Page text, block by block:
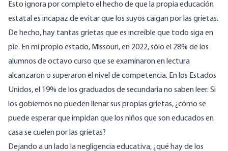
Esto ignora por completo el hecho de que la propia educación
estatal es incapaz de evitar que los suyos caigan por las grietas.
De hecho, hay tantas grietas que es increíble que todo siga en
pie. En mi propio estado, Missouri, en 2022, sólo el 28% de los
alumnos de octavo curso que se examinaron en lectura
alcanzaron o superaron el nivel de competencia. En los Estados
Unidos, el 19% de los graduados de secundariano saben leer. Si
los gobiernos no pueden llenar sus propias grietas, ¿cómo se
puede esperar que impidan que los niños que son educados en
casa se cuelen por las grietas?
Dejando a un lado la negligencia educativa, ¿qué hay de los